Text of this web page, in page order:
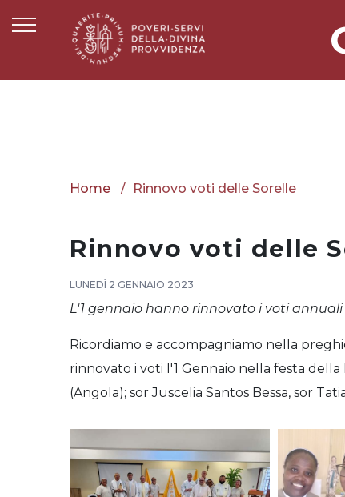
Home Rinnovo voti delle Sorelle
Rinnovo voti delle
LUNEDÌ 2 GENNAIO 2023
L'1 gennaio hanno rinnovato i voti annuali
Ricordiamo e accompagniamo nella
rinnovato i voti l'1 Gennaio nella festa
(Angola); sor Juscelia Santos Bessa, sor